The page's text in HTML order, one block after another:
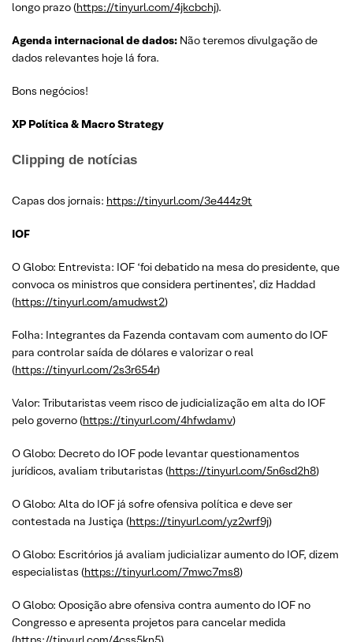
longo prazo (https://tinyurl.com/4jkcbchj).
Agenda internacional de dados: Não teremos divulgação de
dados relevantes hoje lá fora.
Bons negócios!
XP Política & Macro Strategy
Clipping de notícias
Capas dos jornais: https://tinyurl.com/3e444z9t
IOF
O Globo: Entrevista: IOF ‘foi debatido na mesa do presidente, que
convoca os ministros que considera pertinentes’, diz Haddad
(https://tinyurl.com/amudwst2)
Folha: Integrantes da Fazenda contavam com aumento do IOF
para controlar saída de dólares e valorizar o real
(https://tinyurl.com/2s3r654r)
Valor: Tributaristas veem risco de judicialização em alta do IOF
pelo governo (https://tinyurl.com/4hfwdamv)
O Globo: Decreto do IOF pode levantar questionamentos
jurídicos, avaliam tributaristas (https://tinyurl.com/5n6sd2h8)
O Globo: Alta do IOF já sofre ofensiva política e deve ser
contestada na Justiça (https://tinyurl.com/yz2wrf9j)
O Globo: Escritórios já avaliam judicializar aumento do IOF, dizem
especialistas (https://tinyurl.com/7mwc7ms8)
O Globo: Oposição abre ofensiva contra aumento do IOF no
Congresso e apresenta projetos para cancelar medida